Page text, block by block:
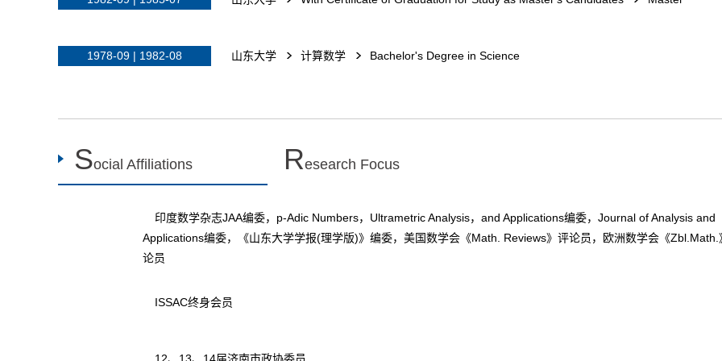
1978-09 | 1982-08 山东大学 计算数学 Bachelor's Degree in Science
Social Affiliations Research Focus
印度数学杂志JAA编委，p-Adic Numbers，Ultrametric Analysis，and Applications编委，Journal of Analysis and
Applications编委，《山东大学学报(理学版)》编委，美国数学会《Math. Reviews》评论员，欧洲数学会《Zbl.Math.
论员
ISSAC终身会员